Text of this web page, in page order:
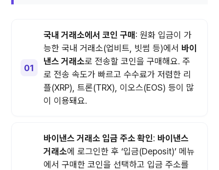
국내 거래소에서 코인 구매: 원화 입금이 가
능한 국내 거래소(업비트, 빗썸 등)에서 바이
낸스 거래소로 전송할 코인을 구매해요. 주
로 전송 속도가 빠르고 수수료가 저렴한 리
플(XRP), 트론(TRX), 이오스(EOS) 등이 많
이 이용돼요.
바이낸스 거래소 입금 주소 확인: 바이낸스
거래소에 로그인한 후 ‘입금(Deposit)’ 메뉴
에서 구매한 코인을 선택하고 입금 주소를